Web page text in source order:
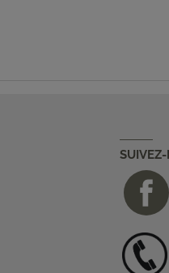
SUIVEZ-